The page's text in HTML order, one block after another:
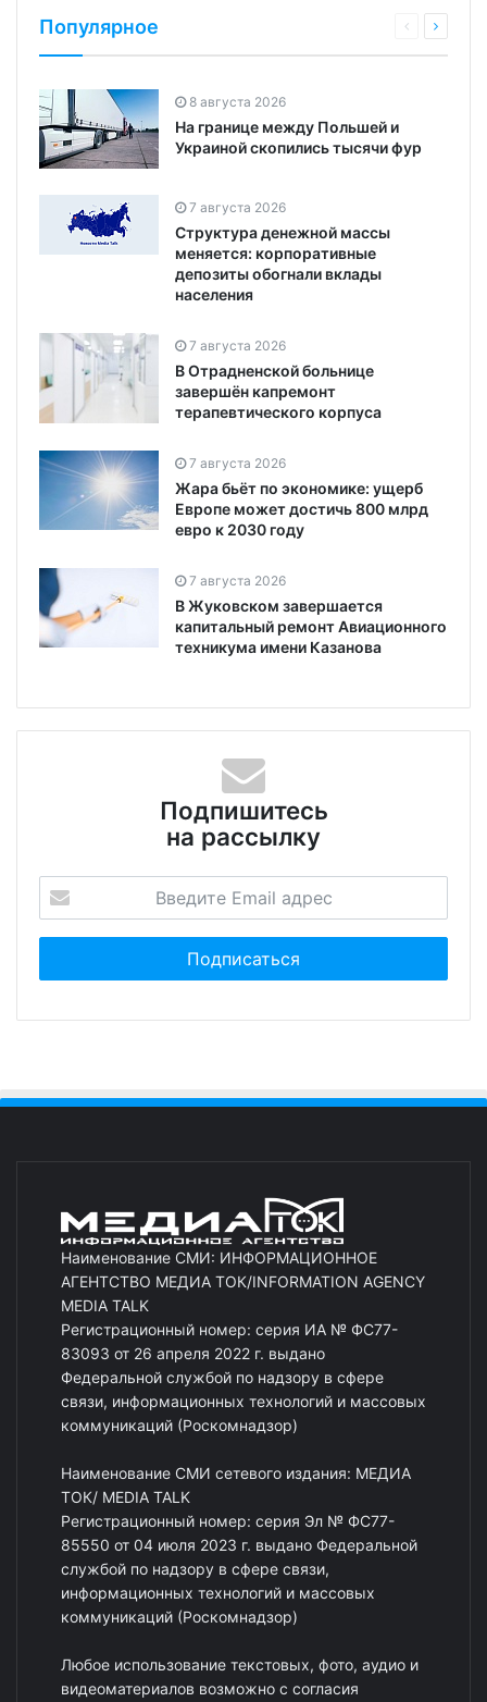
Популярное
8 августа 2026
На границе между Польшей и
Украиной скопились тысячи фур
7 августа 2026
Структура денежной массы
меняется: корпоративные
депозиты обогнали вклады
населения
7 августа 2026
В Отрадненской больнице
завершён капремонт
терапевтического корпуса
7 августа 2026
Жара бьёт по экономике: ущерб
Европе может достичь 800 млрд
евро к 2030 году
7 августа 2026
В Жуковском завершается
капитальный ремонт Авиационного
техникума имени Казанова
Подпишитесь
на рассылку
Наименование СМИ: ИНФОРМАЦИОННОЕ
АГЕНТСТВО МЕДИА ТОК/INFORMATION AGENCY
MEDIA TALK
Регистрационный номер: серия ИА № ФС77-
83093 от 26 апреля 2022 г. выдано
Федеральной службой по надзору в сфере
связи, информационных технологий и массовых
коммуникаций (Роскомнадзор)
Наименование СМИ сетевого издания: МЕДИА
ТОК/ MEDIA TALK
Регистрационный номер: серия Эл № ФС77-
85550 от 04 июля 2023 г. выдано Федеральной
службой по надзору в сфере связи,
информационных технологий и массовых
коммуникаций (Роскомнадзор)
Любое использование текстовых, фото, аудио и
видеоматериалов возможно с согласия